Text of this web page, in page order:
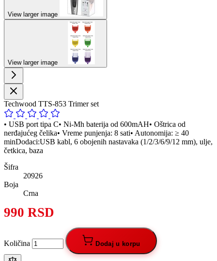
View larger image
View larger image
Techwood TTS-853 Trimer set
• USB port tipa C• Ni-Mh baterija od 600mAH• Oštrica od
nerđajućeg čelika• Vreme punjenja: 8 sati• Autonomija: ≥ 40
minDodaci:USB kabl, 6 obojenih nastavaka (1/2/3/6/9/12 mm), ulje,
četkica, baza
Šifra
20926
Boja
Crna
990 RSD
Količina Dodaj u korpu